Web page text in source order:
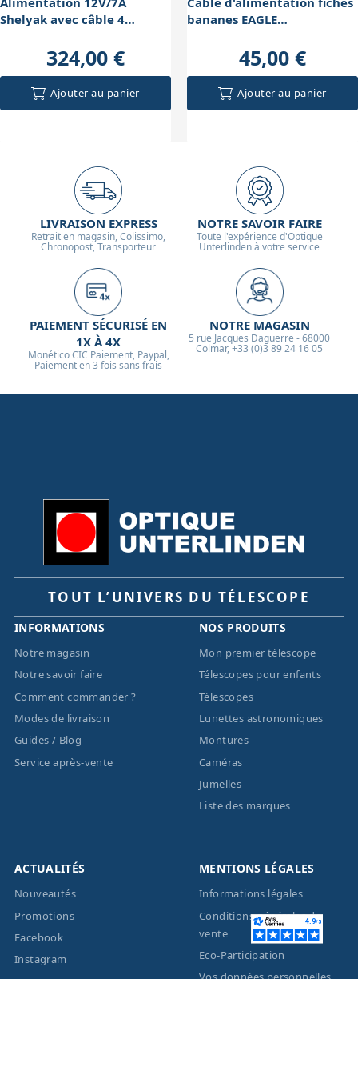
Shelyak avec câble 4
324,00 €
Ajouter au panier
bananes EAGLE
45,00 €
Ajouter au panier
LIVRAISON EXPRESS
Retrait en magasin, Colissimo,
Chronopost, Transporteur
NOTRE SAVOIR FAIRE
Toute l'expérience d'Optique
Unterlinden à votre service
PAIEMENT SÉCURISÉ EN
1X À 4X
Monético CIC Paiement, Paypal,
Paiement en 3 fois sans frais
NOTRE MAGASIN
5 rue Jacques Daguerre - 68000
Colmar, +33 (0)3 89 24 16 05
TOUT L’UNIVERS DU TÉLESCOPE
INFORMATIONS
Notre magasin
Notre savoir faire
Comment commander ?
Modes de livraison
Guides / Blog
Service après-vente
NOS PRODUITS
Mon premier télescope
Télescopes pour enfants
Télescopes
Lunettes astronomiques
Montures
Caméras
Jumelles
Liste des marques
ACTUALITÉS
Nouveautés
Promotions
Facebook
Instagram
MENTIONS LÉGALES
Informations légales
Conditions générales de
vente
Eco-Participation
Vos données personnelles